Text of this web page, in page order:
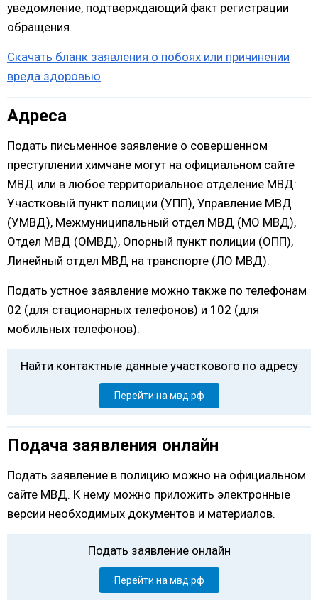
уведомление, подтверждающий факт регистрации
обращения.
Скачать бланк заявления о побоях или причинении
вреда здоровью
Адреса
Подать письменное заявление о совершенном
преступлении химчане могут на официальном сайте
МВД или в любое территориальное отделение МВД:
Участковый пункт полиции (УПП), Управление МВД
(УМВД), Межмуниципальный отдел МВД (МО МВД),
Отдел МВД (ОМВД), Опорный пункт полиции (ОПП),
Линейный отдел МВД на транспорте (ЛО МВД).
Подать устное заявление можно также по телефонам
02 (для стационарных телефонов) и 102 (для
мобильных телефонов).
Найти контактные данные участкового по адресу
Перейти на мвд.рф
Подача заявления онлайн
Подать заявление в полицию можно на официальном
сайте МВД. К нему можно приложить электронные
версии необходимых документов и материалов.
Подать заявление онлайн
Перейти на мвд.рф